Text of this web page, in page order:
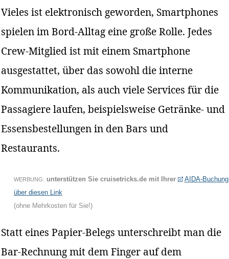
Vieles ist elektronisch geworden, Smartphones
spielen im Bord-Alltag eine große Rolle. Jedes
Crew-Mitglied ist mit einem Smartphone
ausgestattet, über das sowohl die interne
Kommunikation, als auch viele Services für die
Passagiere laufen, beispielsweise Getränke- und
Essensbestellungen in den Bars und
Restaurants.
WERBUNG: unterstützen Sie cruisetricks.de mit Ihrer
AIDA-Buchung
über diesen Link
(ohne Mehrkosten für Sie!)
Statt eines Papier-Belegs unterschreibt man die
Bar-Rechnung mit dem Finger auf dem